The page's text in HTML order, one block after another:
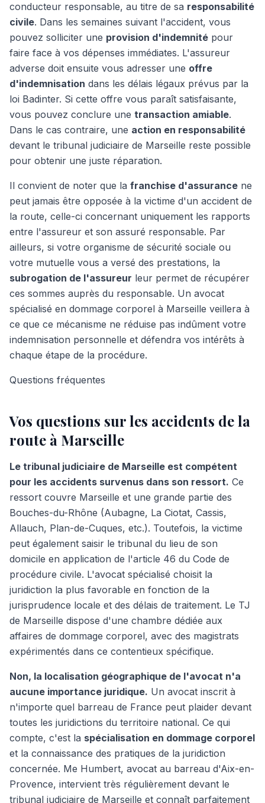
conducteur responsable, au titre de sa responsabilité
civile. Dans les semaines suivant l'accident, vous
pouvez solliciter une provision d'indemnité pour
faire face à vos dépenses immédiates. L'assureur
adverse doit ensuite vous adresser une offre
d'indemnisation dans les délais légaux prévus par la
loi Badinter. Si cette offre vous paraît satisfaisante,
vous pouvez conclure une transaction amiable.
Dans le cas contraire, une action en responsabilité
devant le tribunal judiciaire de Marseille reste possible
pour obtenir une juste réparation.
Il convient de noter que la franchise d'assurance ne
peut jamais être opposée à la victime d'un accident de
la route, celle-ci concernant uniquement les rapports
entre l'assureur et son assuré responsable. Par
ailleurs, si votre organisme de sécurité sociale ou
votre mutuelle vous a versé des prestations, la
subrogation de l'assureur leur permet de récupérer
ces sommes auprès du responsable. Un avocat
spécialisé en dommage corporel à Marseille veillera à
ce que ce mécanisme ne réduise pas indûment votre
indemnisation personnelle et défendra vos intérêts à
chaque étape de la procédure.
Questions fréquentes
Vos questions sur les accidents de la
route à Marseille
Le tribunal judiciaire de Marseille est compétent
pour les accidents survenus dans son ressort. Ce
ressort couvre Marseille et une grande partie des
Bouches-du-Rhône (Aubagne, La Ciotat, Cassis,
Allauch, Plan-de-Cuques, etc.). Toutefois, la victime
peut également saisir le tribunal du lieu de son
domicile en application de l'article 46 du Code de
procédure civile. L'avocat spécialisé choisit la
juridiction la plus favorable en fonction de la
jurisprudence locale et des délais de traitement. Le TJ
de Marseille dispose d'une chambre dédiée aux
affaires de dommage corporel, avec des magistrats
expérimentés dans ce contentieux spécifique.
Non, la localisation géographique de l'avocat n'a
aucune importance juridique. Un avocat inscrit à
n'importe quel barreau de France peut plaider devant
toutes les juridictions du territoire national. Ce qui
compte, c'est la spécialisation en dommage corporel
et la connaissance des pratiques de la juridiction
concernée. Me Humbert, avocat au barreau d'Aix-en-
Provence, intervient très régulièrement devant le
tribunal judiciaire de Marseille et connaît parfaitement